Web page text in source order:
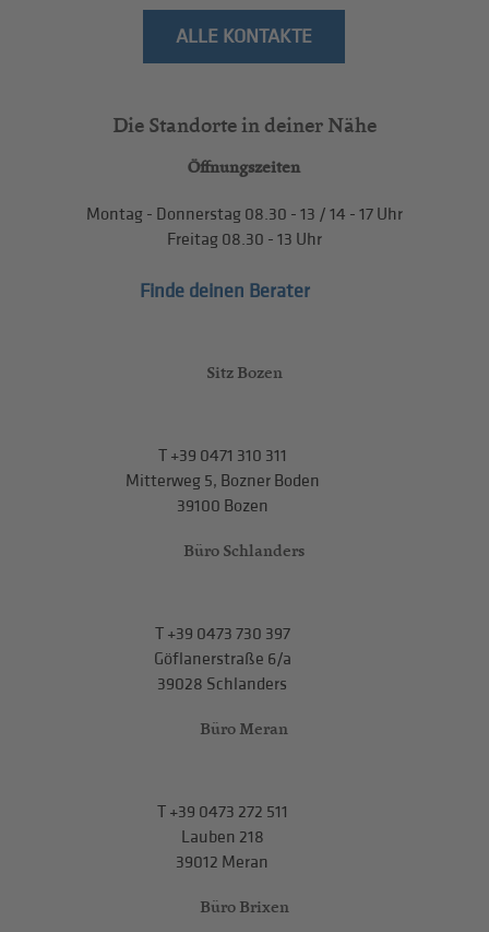
ALLE KONTAKTE
Die Standorte in deiner Nähe
Öffnungszeiten
Montag - Donnerstag 08.30 - 13 / 14 - 17 Uhr
Freitag 08.30 - 13 Uhr
Finde deinen Berater
Sitz Bozen
T+39 0471 310 311
Mitterweg 5, Bozner Boden
39100 Bozen
Büro Schlanders
T+39 0473 730 397
Göflanerstraße 6/a
39028 Schlanders
Büro Meran
T+39 0473 272 511
Lauben 218
39012 Meran
Büro Brixen